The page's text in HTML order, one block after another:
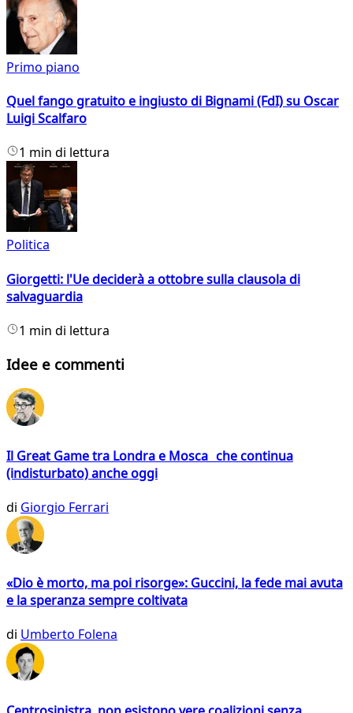
Primo piano
Quel fango gratuito e ingiusto di Bignami (FdI) su Oscar
Luigi Scalfaro
1 min di lettura
Politica
Giorgetti: l'Ue deciderà a ottobre sulla clausola di
salvaguardia
1 min di lettura
Idee e commenti
Il Great Game tra Londra e Mosca che continua
(indisturbato) anche oggi
di Giorgio Ferrari
«Dio è morto, ma poi risorge»: Guccini, la fede mai avuta
e la speranza sempre coltivata
di Umberto Folena